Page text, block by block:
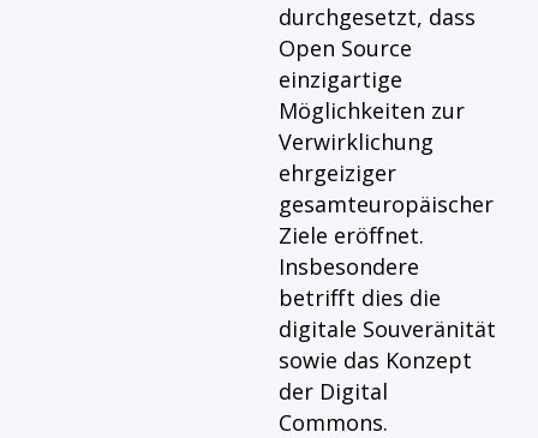
durchgesetzt, dass
Open Source
einzigartige
Möglichkeiten zur
Verwirklichung
ehrgeiziger
gesamteuropäischer
Ziele eröffnet.
Insbesondere
betrifft dies die
digitale Souveränität
sowie das Konzept
der Digital
Commons.